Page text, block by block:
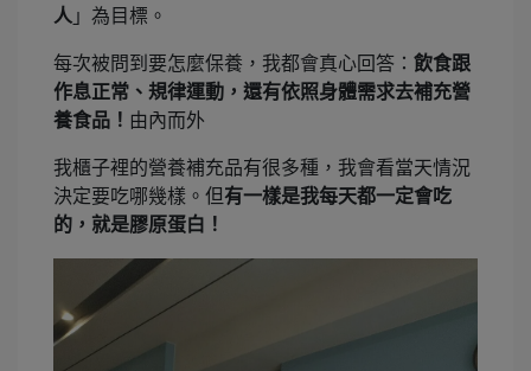
人 」為目標。
每次被問到要怎麼保養，我都會真心回答： 飲食跟
作息正常、規律運動，還有依照身體需求去補充營
養食品！ 由內而外
我櫃子裡的營養補充品有很多種，我會看當天情況
決定要吃哪幾樣。但有一樣是我每天都一定會吃
的，就是膠原蛋白！